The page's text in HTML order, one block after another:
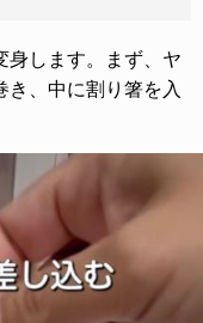
身します。まず、ヤ
き、中に割り箸を入